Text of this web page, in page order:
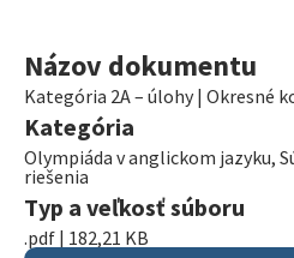
Názov dokumentu
Kategória 2A – úlohy | Okresné
Kategória
Olympiáda v anglickom jazyku,
riešenia
Typ a veľkosť súboru
.pdf | 182,21 KB